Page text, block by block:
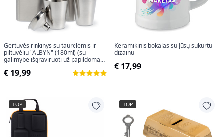
Gertuvės rinkinys su taurelėmis ir
piltuvėliu "ALBYN" (180ml) (su
galimybe išgraviruoti už papildomą
€ 19,99
Keramikinis bokalas su Jūsų sukurtu
dizainu
€ 17,99
TOP TOP